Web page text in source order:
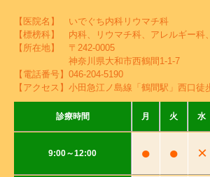
【医院名】 いでぐち内科リウマチ科
【標榜科】 内科、リウマチ科、アレルギー科
【所在地】 〒242-0005
神奈川県大和市西鶴間1-1-7
【電話番号】 046-204-5190
【アクセス】小田急江ノ島線「鶴間駅」西口徒
診療時間 月 火 水
9:00～12:00 ● ● ×